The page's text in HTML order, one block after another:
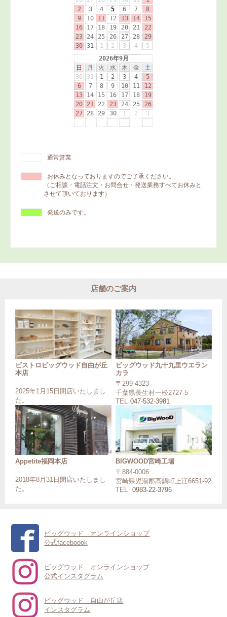
通常営業
お休みとなっておりますのでご了承ください。
（ご相談・電話注文・お問合せ・発送業務すべてお休みと
させて頂いております）
発送のみです。
店舗のご案内
ビストロビッグウッド自由が丘
本店
2025年1月15日閉店いたしまし
た。
ビッグウッド九十九里ウエラン
カラ
〒299-4323
千葉県長生村一松2727-5
TEL 047-532-3981
Appetite福岡本店
2018年8月31日閉店いたしまし
た。
BIGWOOD宮崎工場
〒884-0006
宮崎県児湯郡高鍋町上江6651-92
TEL
0983-22-3796
ビッグウッド オンラインショップ
公式faceboook
ビッグウッド オンラインショップ
公式インスタグラム
ビッグウッド 自由が丘店
インスタグラム